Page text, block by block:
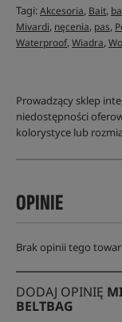
Tagi:Akcesoria, Bait,
Mivardi, nęcenia, pas,
Waterproof,Wiadra,
Prowadzący sklep
niedostępności
kolorystyce lub
OPINIE
Brak opinii tego
DODAJ OPINIĘ
BELTBAG